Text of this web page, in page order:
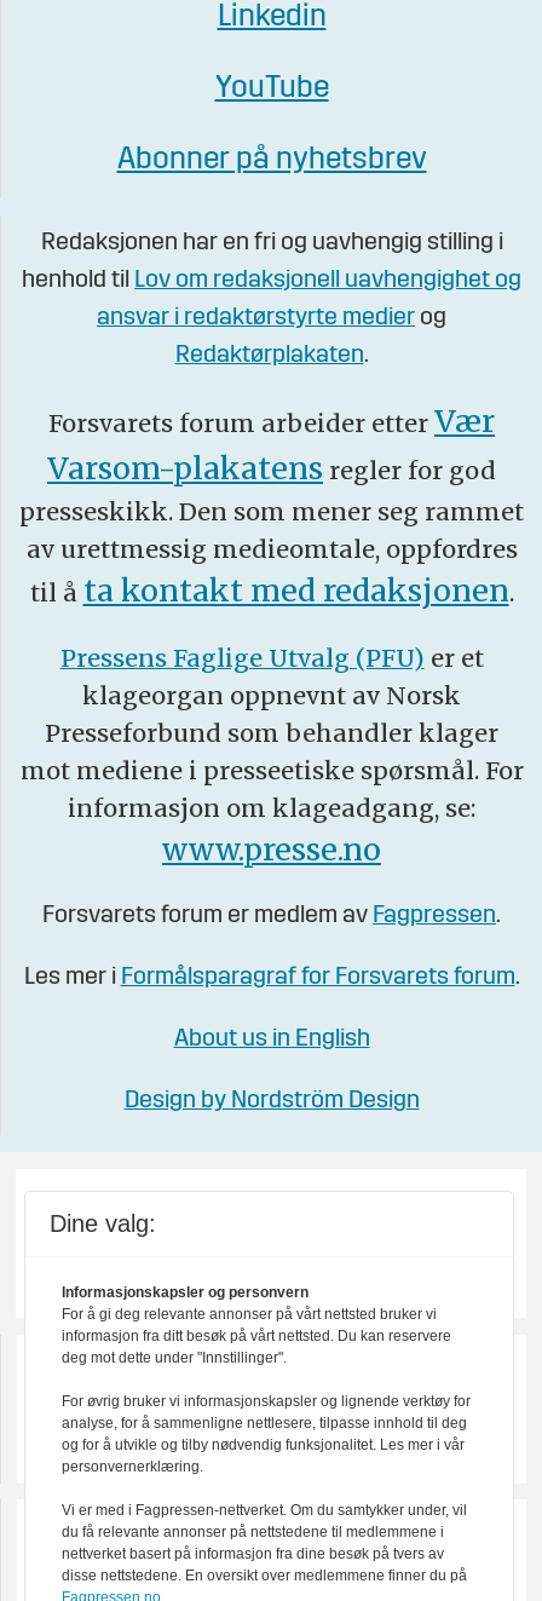
Linkedin
YouTube
Abonner på nyhetsbrev
Redaksjonen har en fri og uavhengig stilling i
henhold til Lov om redaksjonell uavhengighet og
ansvar i redaktørstyrte medier og
Redaktørplakaten.
Forsvarets forum arbeider etter Vær
Varsom-plakatens regler for god
presseskikk. Den som mener seg rammet
av urettmessig medieomtale, oppfordres
til å ta kontakt med redaksjonen.
Pressens Faglige Utvalg (PFU) er et
klageorgan oppnevnt av Norsk
Presseforbund som behandler klager
mot mediene i presseetiske spørsmål. For
informasjon om klageadgang, se:
www.presse.no
Forsvarets forum er medlem av Fagpressen.
Les mer i Formålsparagraf for Forsvarets forum.
About us in English
Design by Nordström Design
Dine valg:
Informasjonskapsler og personvern
For å gi deg relevante annonser på vårt nettsted bruker vi
informasjon fra ditt besøk på vårt nettsted. Du kan reservere
deg mot dette under "Innstillinger".
For øvrig bruker vi informasjonskapsler og lignende verktøy for
analyse, for å sammenligne nettlesere, tilpasse innhold til deg
og for å utvikle og tilby nødvendig funksjonalitet. Les mer i vår
personvernerklæring.
Vi er med i Fagpressen-nettverket. Om du samtykker under, vil
du få relevante annonser på nettstedene til medlemmene i
nettverket basert på informasjon fra dine besøk på tvers av
disse nettstedene. En oversikt over medlemmene finner du på
Fagpressen.no.